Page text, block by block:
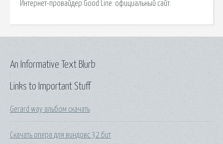
Интернет-провайдер Good Line: официальный сайт.
Links to Important Stuff
Gerard way альбом скачать
Скачать опера для виндовс 32 бит
An Informative Text Blurb